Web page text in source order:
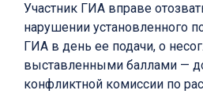
Участник ГИА вправе
нарушении установленного
ГИА в день ее подачи, о
выставленными баллами —
конфликтной комиссии по